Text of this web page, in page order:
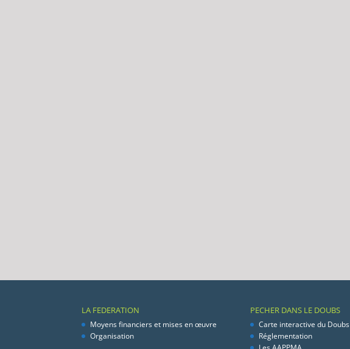
LA FEDERATION
Moyens financiers et mises en œuvre
Organisation
PECHER DANS LE DOUBS
Carte interactive du Doubs
Réglementation